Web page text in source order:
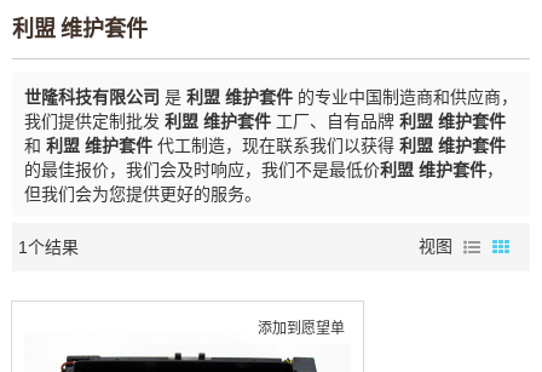
常见问题
利盟 维护套件
世隆科技有限公司 是 利盟 维护套件 的专业中国制造商和供应商，
我们提供定制批发 利盟 维护套件 工厂、自有品牌 利盟 维护套件
和 利盟 维护套件 代工制造，现在联系我们以获得 利盟 维护套件
的最佳报价，我们会及时响应，我们不是最低价利盟 维护套件，
但我们会为您提供更好的服务。
1个结果 视图
添加到愿望单